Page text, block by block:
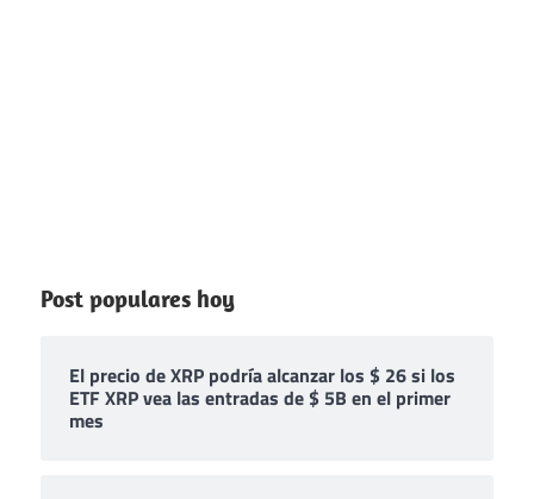
Post populares hoy
El precio de XRP podría alcanzar los $ 26 si los
ETF XRP vea las entradas de $ 5B en el primer
mes